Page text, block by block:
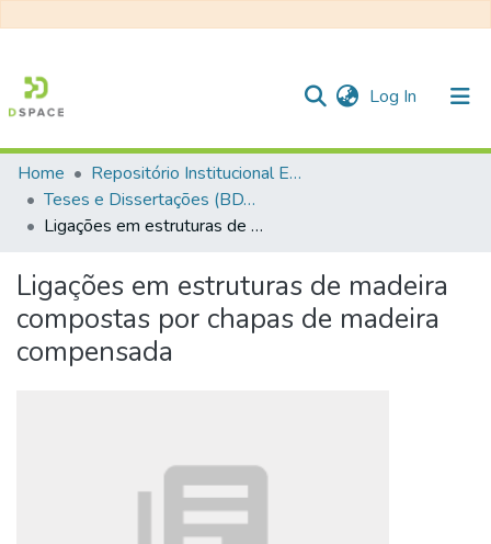
Log In (current)
Communities & Collections
All of DSpace
Statistics
Home
Repositório Institucional EESC
Teses e Dissertações (BDTD USP)
Ligações em estruturas de madeira compostas por chapas de madeira compensada
Ligações em estruturas de madeira
compostas por chapas de madeira
compensada